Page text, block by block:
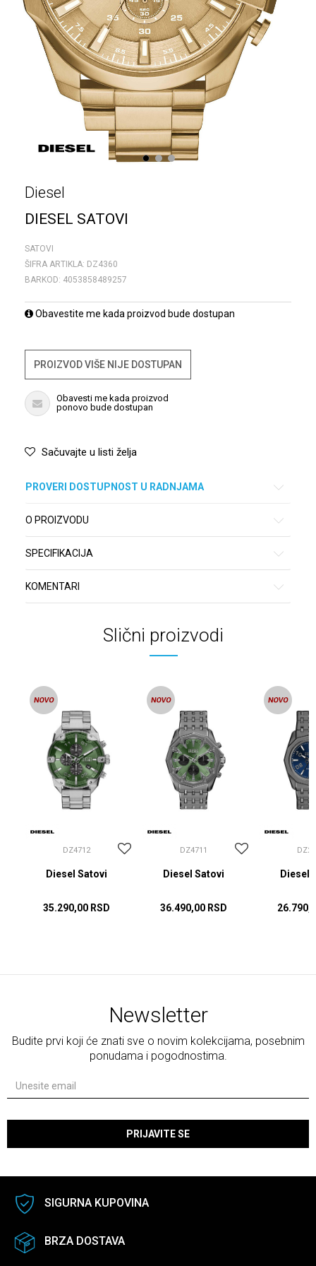
1 2 3
Diesel
DIESEL SATOVI
SATOVI
ŠIFRA ARTIKLA: DZ4360
BARKOD: 4053858489257
Obavestite me kada proizvod bude dostupan
PROIZVOD VIŠE NIJE DOSTUPAN
Obavesti me kada proizvod
ponovo bude dostupan
Sačuvajte u listi želja
PROVERI DOSTUPNOST U RADNJAMA
O PROIZVODU
SPECIFIKACIJA
KOMENTARI
Slični proizvodi
DZ4712
Diesel Satovi
35.290,00 RSD
DZ4711
Diesel Satovi
36.490,00 RSD
Diesel
Newsletter
Budite prvi koji će znati sve o novim kolekcijama, posebnim
ponudama i pogodnostima.
PRIJAVITE SE
SIGURNA KUPOVINA
BRZA DOSTAVA